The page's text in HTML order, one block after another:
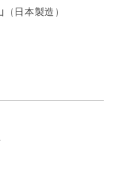
日本製造）